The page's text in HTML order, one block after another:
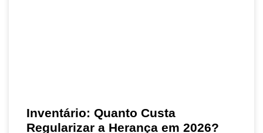
Inventário: Quanto Custa
Regularizar a Herança em 2026?